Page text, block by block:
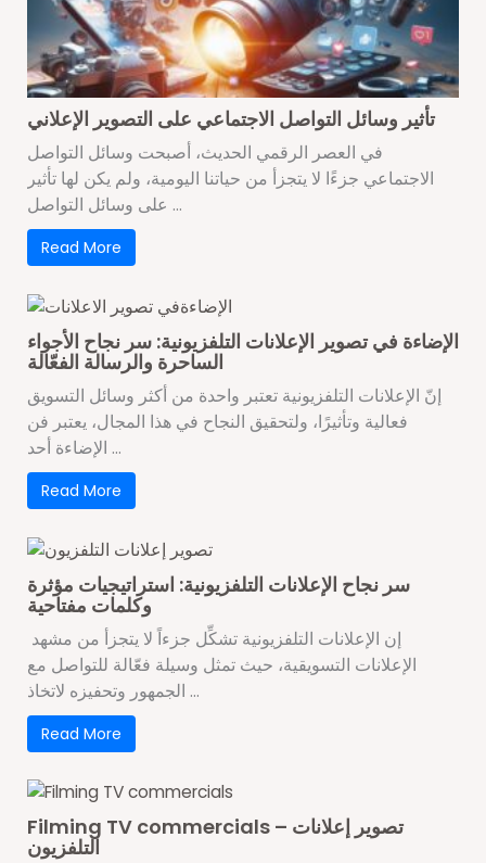
تأثير وسائل التواصل الاجتماعي على التصوير الإعلاني
في العصر الرقمي الحديث، أصبحت وسائل التواصل
الاجتماعي جزءًا لا يتجزأ من حياتنا اليومية، ولم يكن لها تأثير
على وسائل التواصل ...
Read More
الإضاءة في تصوير الإعلانات التلفزيونية: سر نجاح الأجواء
الساحرة والرسالة الفعّالة
إنّ الإعلانات التلفزيونية تعتبر واحدة من أكثر وسائل التسويق
فعالية وتأثيرًا، ولتحقيق النجاح في هذا المجال، يعتبر فن
الإضاءة أحد ...
Read More
سر نجاح الإعلانات التلفزيونية: استراتيجيات مؤثرة
وكلمات مفتاحية
الإعلانات التسويقية، حيث تمثل وسيلة فعّالة للتواصل مع
الجمهور وتحفيزه لاتخاذ ...
Read More
Filming TV commercials – تصوير إعلانات
التلفزيون